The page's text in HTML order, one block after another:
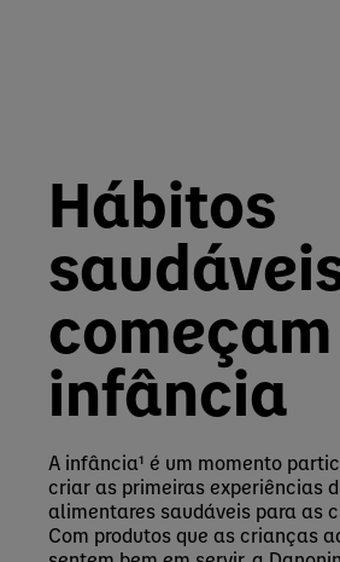
Hábitos
infância
A infância¹ é um momento
criar as primeiras experiências
alimentares saudáveis para as
Com produtos que as crianças